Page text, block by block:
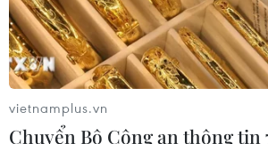
vietnamplus.vn
Chuyển Bộ Công an thông tin